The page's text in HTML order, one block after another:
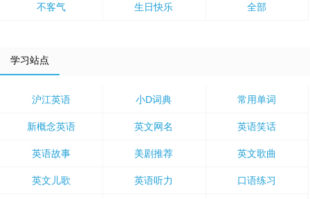
不客气 生日快乐 全部
学习站点
沪江英语 小D词典 常用单词
新概念英语 英文网名 英语笑话
英语故事 美剧推荐 英文歌曲
英文儿歌 英语听力 口语练习